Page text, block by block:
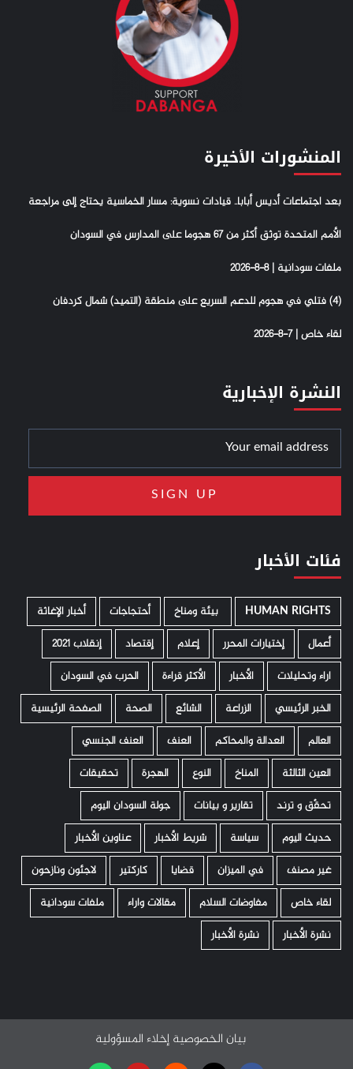
المنشورات الأخيرة
بعد اجتماعات أديس أبابا.. قيادات نسوية: مسار الخماسية يحتاج إلى مراجعة
الأمم المتحدة توثق أكثر من 67 هجوما على المدارس في السودان
ملفات سودانية | 8-8-2026
(4) فتلي في هجوم للدعم السريع على منطقة (التميد) شمال كردفان
لقاء خاص | 7-8-2026
النشرة الإخبارية
فئات الأخبار
HUMAN RIGHTS ­ بيئة ومناخ أحتجاجات
أخبار الإغاثة
أعمال
إختيارات المحرر إعلام إقتصاد
إنقلاب 2021
اراء وتحليلات
الأخبار الأكثر قراءة
الحرب في السودان
الخبر الرئيسي
الزراعة الشائع الصحة
الصفحة الرئيسية
العالم
العدالة والمحاكم العنف
العنف الجنسي
العين الثالثة
المناخ النوع الهجرة
تحقيقات
تحقّق و ترند
تقارير و بيانات
جولة السودان اليوم
حديث اليوم
سياسة شريط الأخبار
عناوين الأخبار
غير مصنف
في الميزان قضايا كاركتير
لاجئون ونازحون
لقاء خاص
مفاوضات السلام مقالات واراء
ملفات سودانية
نشرة الأخبار
نشرة الأخبار
بيان الخصوصية إخلاء المسؤولية